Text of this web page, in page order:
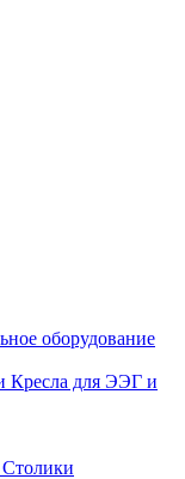
оборудование
Кресла для ЭЭГ и
Столики